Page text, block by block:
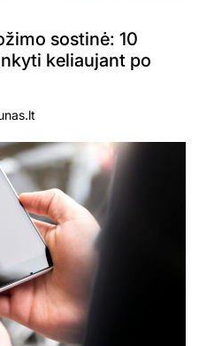
sostinė: 10
keliaujant po